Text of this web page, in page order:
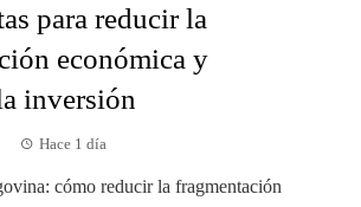
para reducir la
económica y
inversión
Hace 1 día
cómo reducir la fragmentación